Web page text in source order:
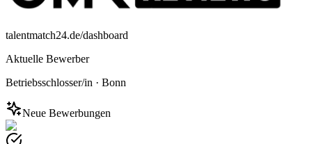
talentmatch24.de/dashboard
Aktuelle Bewerber
Betriebsschlosser/in · Bonn
Neue Bewerbungen